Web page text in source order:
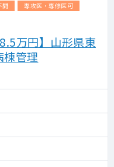
問
専攻医・専修医可
万円】山形県東
管理